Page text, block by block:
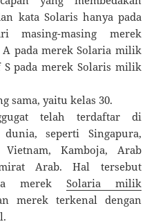
kata Solaris hanya pada
masing-masing merek
pada merek Solaria milik
pada merek Solaris milik
sama, yaitu kelas 30.
telah terdaftar di
seperti Singapura,
Vietnam, Kamboja, Arab
Arab. Hal tersebut
merek Solaria milik
merek terkenal dengan